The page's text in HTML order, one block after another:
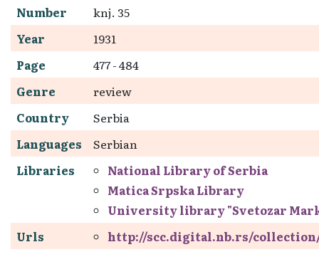
Number
knj. 35
Year
1931
Page
477 - 484
Genre
review
Country
Serbia
Languages
Serbian
Libraries
National Library of Serbia
Matica Srpska Library
University library "Svetozar
Urls
http://scc.digital.nb.rs/